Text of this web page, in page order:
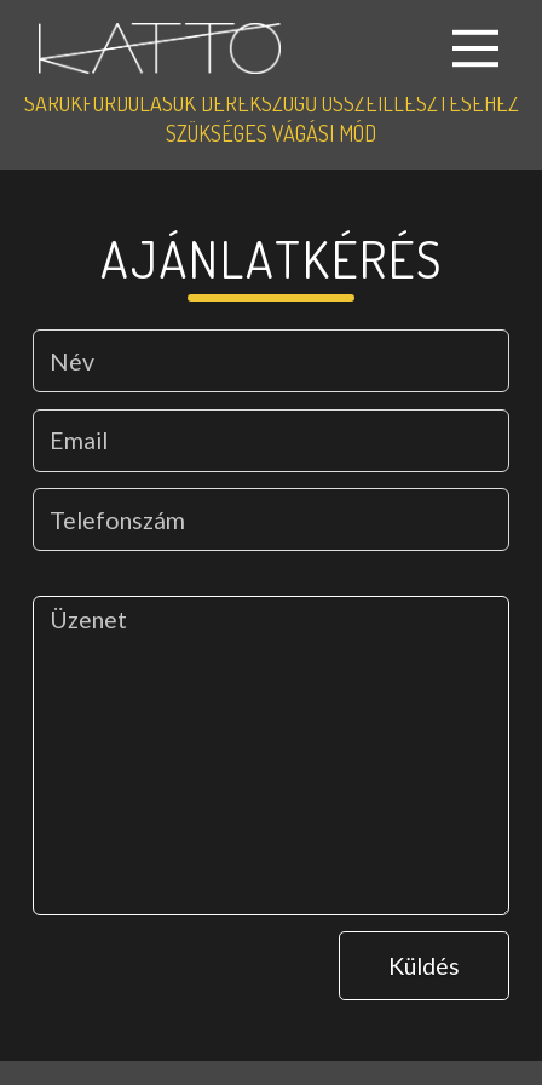
GÉRVÁGOTT LAP
SAROKFORDULÁSOK DERÉKSZÖGŰ ÖSSZEILLESZTÉSÉHEZ
SZÜKSÉGES VÁGÁSI MÓD
AJÁNLATKÉRÉS